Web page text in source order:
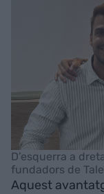
D’esquerra a
fundadors de
Aquest